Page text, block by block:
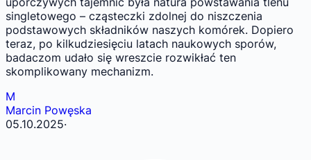
singletowego – cząsteczki zdolnej do niszczenia
podstawowych składników naszych komórek. Dopiero
teraz, po kilkudziesięciu latach naukowych sporów,
badaczom udało się wreszcie rozwikłać ten
skomplikowany mechanizm.
M
Marcin Powęska
05.10.2025·